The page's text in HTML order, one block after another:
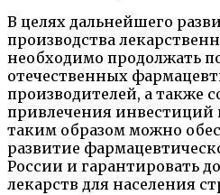
В целях дальнейшего
производства
необходимо продолжать
отечественных
производителей, а также
привлечения инвестиций
таким образом можно
развитие
России и гарантировать
лекарств для населения